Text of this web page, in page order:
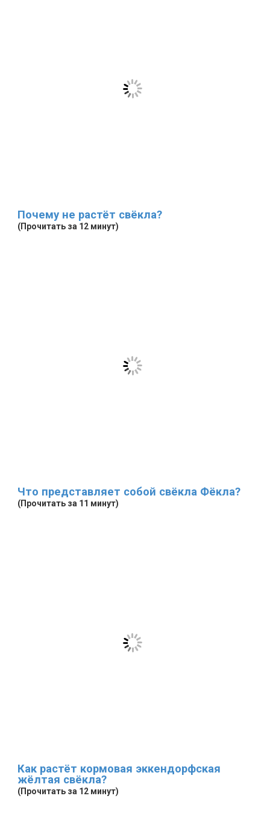
Почему не растёт свёкла?
(Прочитать за 12 минут)
Что представляет собой свёкла Фёкла?
(Прочитать за 11 минут)
Как растёт кормовая эккендорфская
жёлтая свёкла?
(Прочитать за 12 минут)